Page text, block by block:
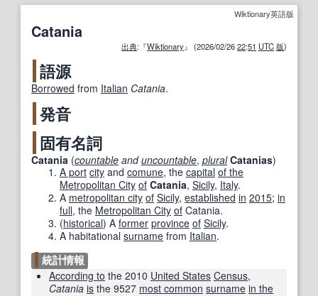
Wiktionary英語版
Catania
出典:『Wiktionary』 (2026/02/2622:51 UTC 版)
語源
Borrowed from Italian Catania.
発音
固有名詞
Catania (countable anduncountable, plural Catanias)
A port city and comune, the capital of the
Metropolitan City of Catania, Sicily, Italy.
A metropolitan city of Sicily, established in 2015; in
full, the Metropolitan City of Catania.
(historical) A former province of Sicily.
A habitational surname from Italian.
統計情報
According to the 2010 United States Census,
Catania is the 9527 most common surname in the